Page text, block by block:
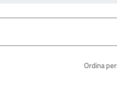
Ordina per